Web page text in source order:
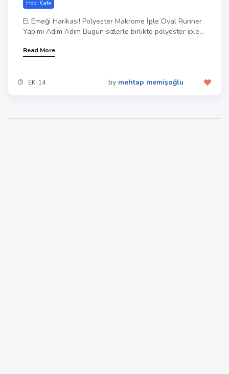
Hobi Kafe
El Emeği Harikası! Polyester Makrome İple Oval Runner
Yapımı Adım Adım Bugün sizlerle birlikte polyester iple...
Read More
EKI 14 by mehtap memişoğlu